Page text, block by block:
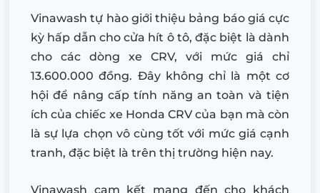
Vinawash tự hào giới thiệu bảng báo giá cực
kỳ hấp dẫn cho cửa hít ô tô, đặc biệt là dành
cho các dòng xe CRV, với mức giá chỉ
13.600.000 đồng. Đây không chỉ là một cơ
hội để nâng cấp tính năng an toàn và tiện
ích của chiếc xe Honda CRV của bạn mà còn
là sự lựa chọn vô cùng tốt với mức giá cạnh
tranh, đặc biệt là trên thị trường hiện nay.
Vinawash cam kết mang đến cho khách